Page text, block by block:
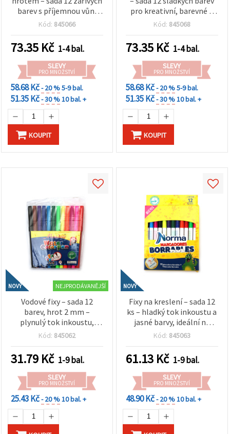
"Uložit"
Přijmout
vše
Nastavení
barev s příjemnou vůní
pro kreativní děti i
potřeb a hobby tvorby
Kód: 845066
73.35 Kč 1-4 bal.
SLEVY
PRO MNOŽSTVÍ
58.68 Kč- 20 %5-9 bal.
51.35 Kč- 30 %10 bal. +
KOUPIT
pro kreativní, barevné a
zábavné kreslení a tvoření
Kód: 845068
73.35 Kč 1-4 bal.
SLEVY
PRO MNOŽSTVÍ
58.68 Kč- 20 %5-9 bal.
51.35 Kč- 30 %10 bal. +
KOUPIT
NOVÝ NEJPRODÁVANĚJŠÍ
Vodové fixy – sada 12
barev, hrot 2 mm –
plynulý tok inkoustu,
jasné pigmenty a
kreslení, vybarvování a
školní projekty
Kód: 845062
31.79 Kč 1-9 bal.
SLEVY
PRO MNOŽSTVÍ
25.43 Kč- 20 %10 bal. +
NOVÝ
Fixy na kreslení – sada 12
ks – hladký tok inkoustu a
jasné barvy, ideální na
kresbu, vybarvování, do
Kód: 845063
61.13 Kč 1-9 bal.
SLEVY
PRO MNOŽSTVÍ
48.90 Kč- 20 %10 bal. +